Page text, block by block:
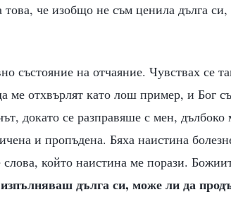
че изобщо не съм ценила дълга си,
състояние на отчаяние. Чувствах се
ме отхвърлят като лош пример, и Бог
докато се разправяше с мен, дълбоко
и пропъдена. Бяха наистина
който наистина ме порази.
дълга си, може ли да